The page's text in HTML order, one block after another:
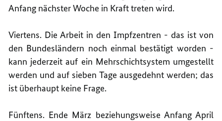
Anfang nächster Woche in Kraft treten wird.
Viertens. Die Arbeit in den Impfzentren - das ist von
den Bundesländern noch einmal bestätigt worden -
kann jederzeit auf ein Mehrschichtsystem umgestellt
werden und auf sieben Tage ausgedehnt werden; das
ist überhaupt keine Frage.
Fünftens. Ende März beziehungsweise Anfang April